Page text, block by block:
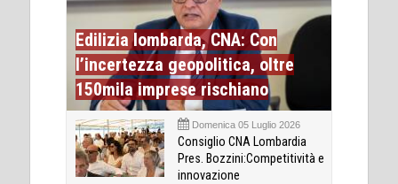
Edilizia lombarda, CNA: Con
l’incertezza geopolitica, oltre
150mila imprese rischiano
Domenica 05 Luglio 2026
Consiglio CNA Lombardia
Pres. Bozzini:Competitività e
innovazione